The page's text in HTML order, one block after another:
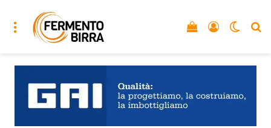
Menu Accedi
Vedi il carrello